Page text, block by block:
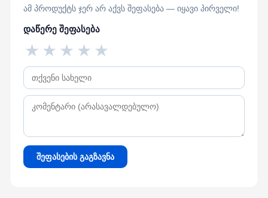
ამ პროდუქტს ჯერ არ აქვს შეფასება — იყავი პირველი!
დაწერე შეფასება
★
★
★
★
★
შეფასების გაგზავნა